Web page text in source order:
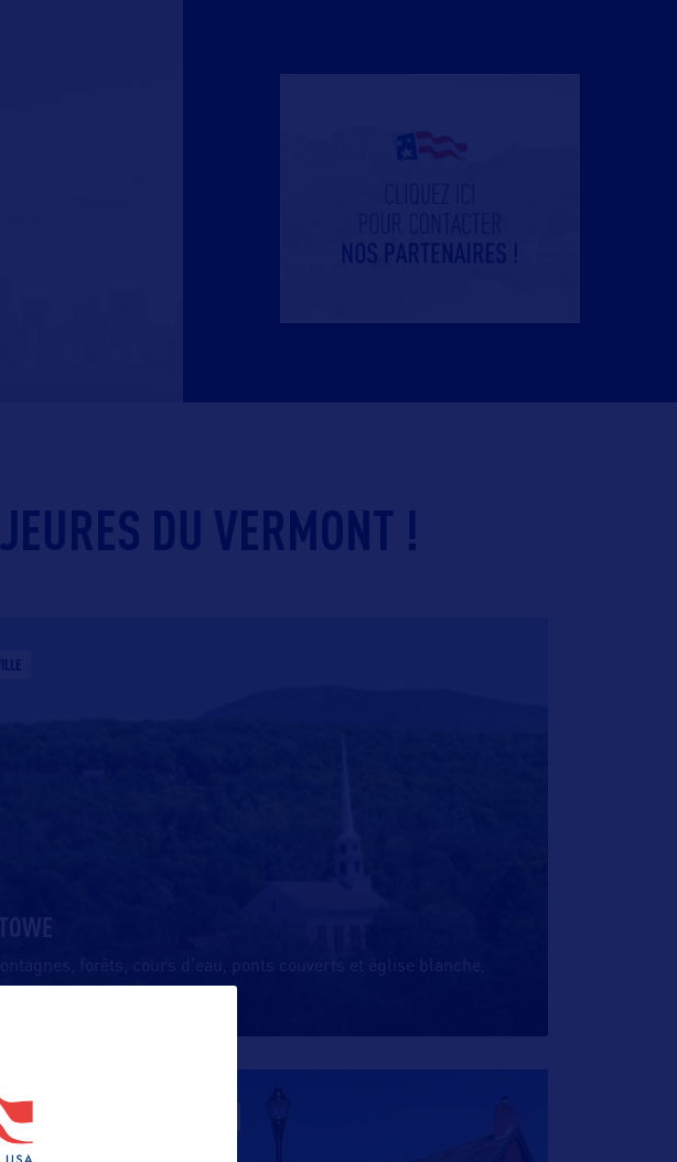
DU VERMONT !
forêts, cours d’eau, ponts couverts et église blanche,
…